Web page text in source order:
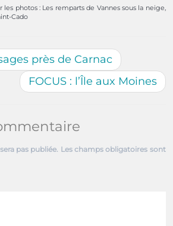
les photos : Les remparts de Vannes sous la neige,
Cado
près de Carnac
FOCUS : l’Île aux Moines
pas publiée. Les champs obligatoires sont